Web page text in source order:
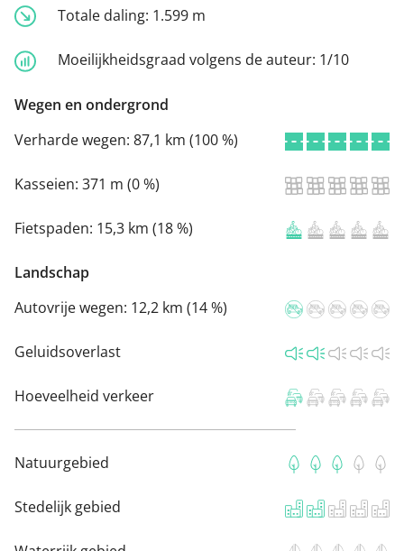
Totale daling: 1.599 m
Moeilijkheidsgraad volgens de auteur: 1/10
Wegen en ondergrond
Verharde wegen: 87,1 km (100 %)
Kasseien: 371 m (0 %)
Fietspaden: 15,3 km (18 %)
Landschap
Autovrije wegen: 12,2 km (14 %)
Geluidsoverlast
Hoeveelheid verkeer
Natuurgebied
Stedelijk gebied